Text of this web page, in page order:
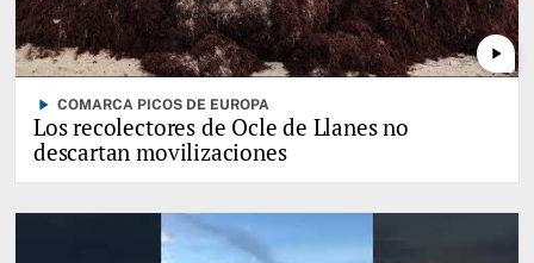
play_arrow
play_arrow COMARCA PICOS DE EUROPA
Los recolectores de Ocle de Llanes no
descartan movilizaciones